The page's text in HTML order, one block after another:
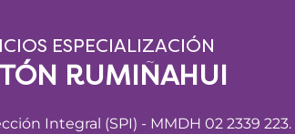
ESPECIALIZACIÓN
RUMIÑAHUI
Integral (SPI) - MMDH 02 2339 223.